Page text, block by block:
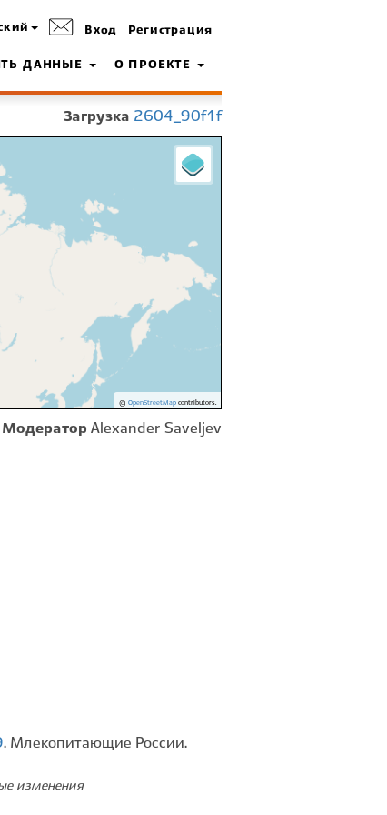
Вход Регистрация
ДАННЫЕ О ПРОЕКТЕ
Загрузка 2604_90f1f
© OpenStreetMapcontributors.
Модератор Alexander Saveljev
. Млекопитающие России.
изменения